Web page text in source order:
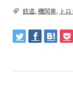
鉄道 機関車, ト